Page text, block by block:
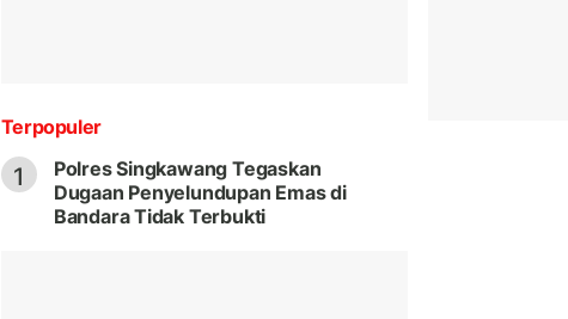
Terpopuler
1
Polres Singkawang Tegaskan
Dugaan Penyelundupan Emas di
Bandara Tidak Terbukti